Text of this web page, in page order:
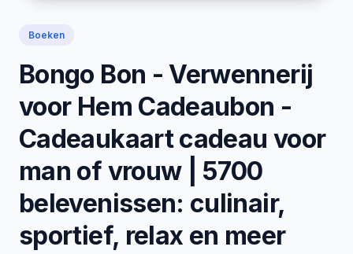
Boeken
Bongo Bon - Verwennerij
voor Hem Cadeaubon -
Cadeaukaart cadeau voor
man of vrouw | 5700
belevenissen: culinair,
sportief, relax en meer